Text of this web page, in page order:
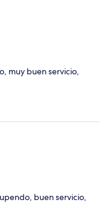
muy buen servicio,
buen servicio,